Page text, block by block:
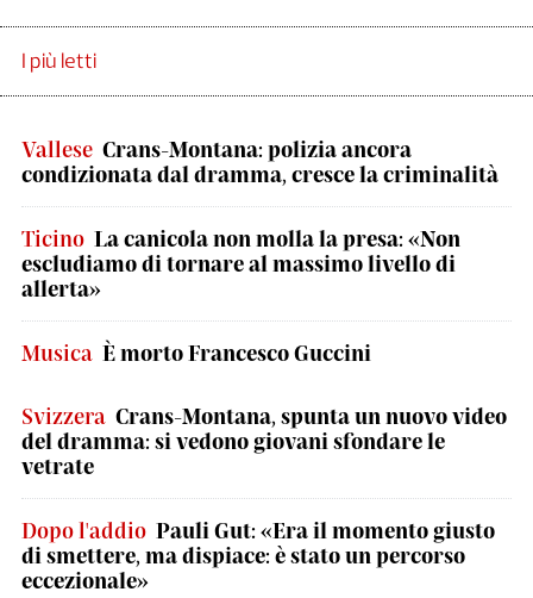
I più letti
Vallese Crans-Montana: polizia ancora
condizionata dal dramma, cresce la criminalità
Ticino La canicola non molla la presa: «Non
escludiamo di tornare al massimo livello di
allerta»
Musica È morto Francesco Guccini
Svizzera Crans-Montana, spunta un nuovo video
del dramma: si vedono giovani sfondare le
vetrate
Dopo l'addio Pauli Gut: «Era il momento giusto
di smettere, ma dispiace: è stato un percorso
eccezionale»